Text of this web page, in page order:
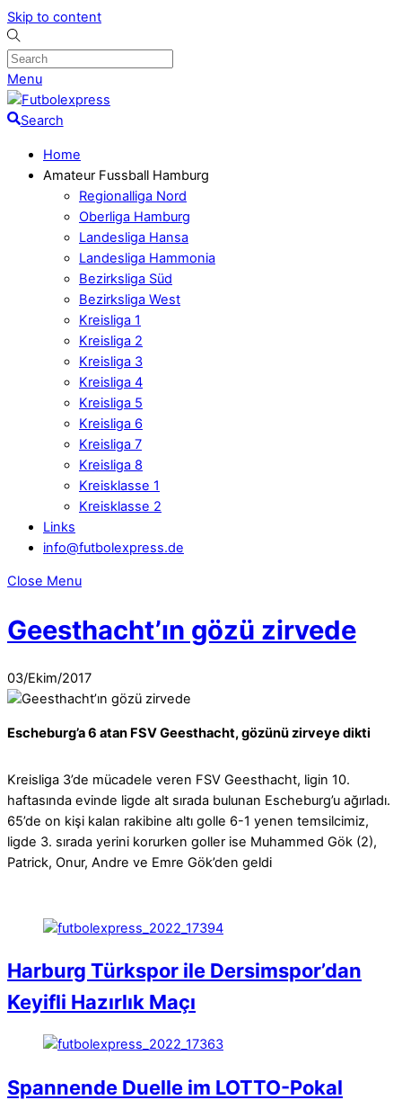
Skip to content
Menu
Search
Home
Amateur Fussball Hamburg
Regionalliga Nord
Oberliga Hamburg
Landesliga Hansa
Landesliga Hammonia
Bezirksliga Süd
Bezirksliga West
Kreisliga 1
Kreisliga 2
Kreisliga 3
Kreisliga 4
Kreisliga 5
Kreisliga 6
Kreisliga 7
Kreisliga 8
Kreisklasse 1
Kreisklasse 2
Links
info@futbolexpress.de
Close Menu
Geesthacht’ın gözü zirvede
03/Ekim/2017
Escheburg’a 6 atan FSV Geesthacht, gözünü zirveye dikti
Kreisliga 3’de mücadele veren FSV Geesthacht, ligin 10.
haftasında evinde ligde alt sırada bulunan Escheburg’u ağırladı.
65’de on kişi kalan rakibine altı golle 6-1 yenen temsilcimiz,
ligde 3. sırada yerini korurken goller ise Muhammed Gök (2),
Patrick, Onur, Andre ve Emre Gök’den geldi
Harburg Türkspor ile Dersimspor’dan
Keyifli Hazırlık Maçı
Spannende Duelle im LOTTO-Pokal